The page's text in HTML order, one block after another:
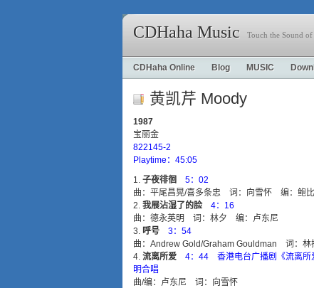
CDHaha Music Touch the Sound of
CDHaha Online Blog MUSIC
黄凯芹 Moody
1987
宝丽金
822145-2
Playtime：45:05
子夜徘徊
5：02
曲：平尾昌晃/喜多条忠 词：向雪怀 编：鲍
我展沾湿了的脸
4：16
曲：德永英明 词：林夕 编：卢东尼
呼号
3：54
曲：Andrew Gold/Graham Gouldman 词：
流离所爱
4：44 香港电台广播剧《流离
明合唱
曲/编：卢东尼 词：向雪怀